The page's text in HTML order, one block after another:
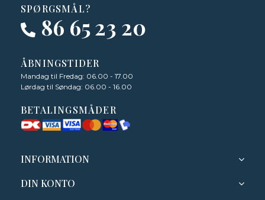
SPØRGSMÅL?
86 65 23 20
ÅBNINGSTIDER
Mandag til Fredag: 06.00 - 17.00
Lørdag til Søndag: 06.00 - 16.00
BETALINGSMÅDER
INFORMATION
DIN KONTO